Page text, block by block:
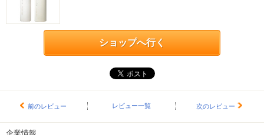
ショップへ行く
前のレビュー レビュー一覧 次のレビュー
企業情報